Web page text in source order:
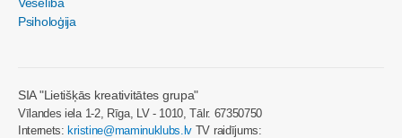
Psiholoģija
SIA "Lietišķās kreativitātes grupa"
Vīlandes iela 1-2, Rīga, LV - 1010, Tālr. 67350750
Internets:kristine@maminuklubs.lv TV raidījums: